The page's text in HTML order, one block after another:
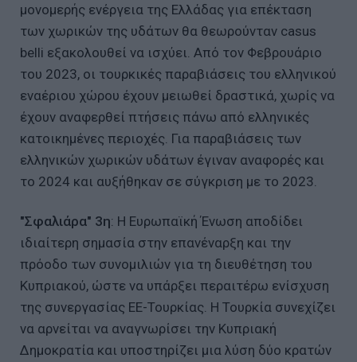
μονομερής ενέργεια της Ελλάδας για επέκταση
των χωρικών της υδάτων θα θεωρούνταν casus
belli εξακολουθεί να ισχύει. Από τον Φεβρουάριο
του 2023, οι τουρκικές παραβιάσεις του ελληνικού
εναέριου χώρου έχουν μειωθεί δραστικά, χωρίς να
έχουν αναφερθεί πτήσεις πάνω από ελληνικές
κατοικημένες περιοχές. Για παραβιάσεις των
ελληνικών χωρικών υδάτων έγιναν αναφορές και
το 2024 και αυξήθηκαν σε σύγκριση με το 2023.
"Σφαλιάρα" 3η: Η Ευρωπαϊκή Ένωση αποδίδει
ιδιαίτερη σημασία στην επανέναρξη και την
πρόοδο των συνομιλιών για τη διευθέτηση του
Κυπριακού, ώστε να υπάρξει περαιτέρω ενίσχυση
της συνεργασίας ΕΕ-Τουρκίας. Η Τουρκία συνεχίζει
να αρνείται να αναγνωρίσει την Κυπριακή
Δημοκρατία και υποστηρίζει μια λύση δύο κρατών